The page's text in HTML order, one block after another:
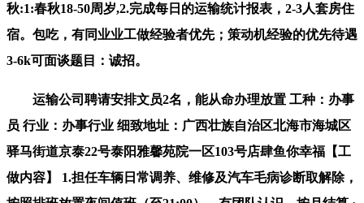
秋:1:春秋18-50周岁,2.完成每日的运输统计报表，2-3人套房住
宿。包吃，有同业业工做经验者优先；策动机经验的优先待遇
3-6k可面谈题目：诚招。
运输公司聘请安排文员2名，能从命办理放置 工种：办事
员 行业：办事行业 细致地址：广西壮族自治区北海市海城区
驿马街道京泰22号泰阳雅馨苑院一区103号店肆鱼你幸福【工
做内容】 1.担任车辆日常调养、维修及汽车毛病诊断取解除，